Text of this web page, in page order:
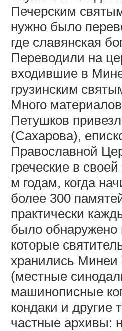
Печерским
нужно было
где славянская
Переводили на
входившие в
грузинским
Много
Петушков
(Сахарова),
Православной
греческие в
м годам, когда
более 300
практически
было обнаружено
которые
хранились Минеи
(местные
машинописные
кондаки и
частные архивы: